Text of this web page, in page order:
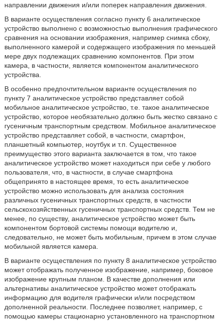
направлении движения и/или поперек направления движения.
В варианте осуществления согласно пункту 6 аналитическое
устройство выполнено с возможностью выполнения графического
сравнения на основании изображения, например снимка сбоку,
выполненного камерой и содержащего изображения по меньшей
мере двух подлежащих сравнению компонентов. При этом
камера, в частности, является компонентом аналитического
устройства.
В особенно предпочтительном варианте осуществления по
пункту 7 аналитическое устройство представляет собой
мобильное аналитическое устройство, т.е. такое аналитическое
устройство, которое необязательно должно быть жестко связано с
гусеничным транспортным средством. Мобильное аналитическое
устройство представляет собой, в частности, смартфон,
планшетный компьютер, ноутбук и т.п. Существенное
преимущество этого варианта заключается в том, что такое
аналитическое устройство может находиться при себе у любого
пользователя, что, в частности, в случае смартфона
общепринято в настоящее время, то есть аналитическое
устройство можно использовать для анализа состояния
различных гусеничных транспортных средств, в частности
сельскохозяйственных гусеничных транспортных средств. Тем не
менее, по существу, аналитическое устройство может быть
компонентом бортовой системы помощи водителю и,
следовательно, не может быть мобильным, причем в этом случае
мобильной является камера.
В варианте осуществления по пункту 8 аналитическое устройство
может отображать полученное изображение, например, боковое
изображение крупным планом. В качестве дополнения или
альтернативы аналитическое устройство может отображать
информацию для водителя графически и/или посредством
дополненной реальности. Последнее позволяет, например, с
помощью камеры стационарно установленного на транспортном